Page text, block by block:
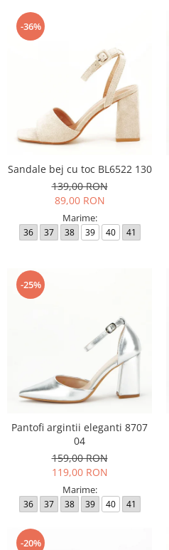
-36%
Sandale bej cu toc BL6522 130
139,00 RON
89,00 RON
Marime:
36 37 38 39 40 41
-25%
Pantofi argintii eleganti 8707
04
159,00 RON
119,00 RON
Marime:
36 37 38 39 40 41
-20%